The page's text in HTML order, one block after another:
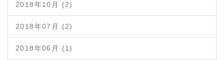
2018年10月 (2)
2018年07月 (2)
2018年06月 (1)